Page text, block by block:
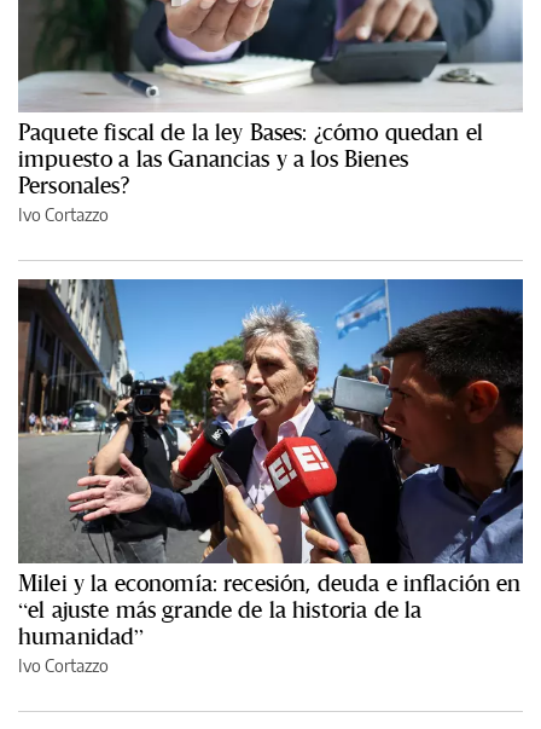
Paquete fiscal de la ley Bases: ¿cómo quedan el
impuesto a las Ganancias y a los Bienes
Personales?
Ivo Cortazzo
Milei y la economía: recesión, deuda e inflación en
“el ajuste más grande de la historia de la
humanidad”
Ivo Cortazzo